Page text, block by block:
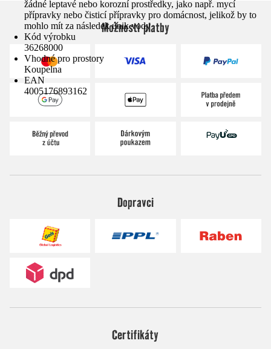
žádné leptavé nebo korozní prostředky, jako např. mycí
přípravky nebo čisticí přípravky pro domácnost, jelikož by to
mohlo mít za následek únik vody
Kód výrobku
36268000
Vhodné pro prostory
Koupelna
EAN
4005176893162
Možnosti platby
Dopravci
Certifikáty